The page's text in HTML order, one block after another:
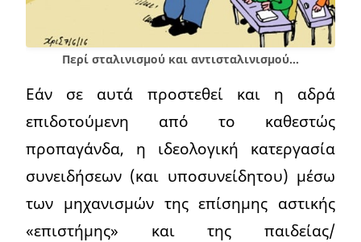
Περί σταλινισμού και αντισταλινισμού…
Εάν σε αυτά προστεθεί και η αδρά
επιδοτούμενη από το καθεστώς
προπαγάνδα, η ιδεολογική κατεργασία
συνειδήσεων (και υποσυνείδητου) μέσω
των μηχανισμών της επίσημης αστικής
«επιστήμης» και της παιδείας/